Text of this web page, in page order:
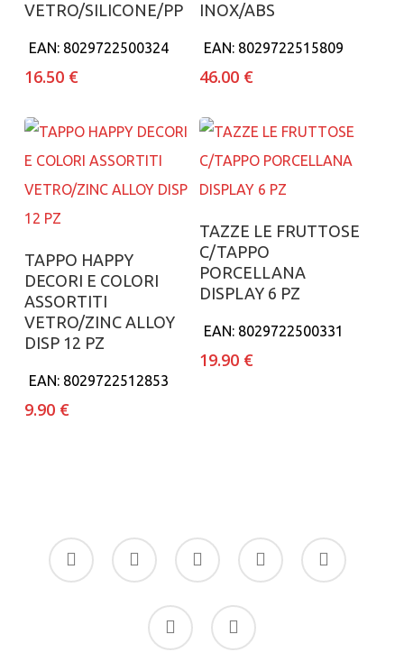
VETRO/SILICONE/PP
EAN: 8029722500324
16.50 €
INOX/ABS
EAN: 8029722515809
46.00 €
Aggiungi al carrello
TAPPO HAPPY
DECORI E COLORI
ASSORTITI
VETRO/ZINC ALLOY
DISP 12 PZ
EAN: 8029722512853
9.90 €
Aggiungi al carrello
TAZZE LE FRUTTOSE
C/TAPPO
PORCELLANA
DISPLAY 6 PZ
EAN: 8029722500331
19.90 €
facebook
google-
plus
instagram whatsapp tiktok
phone email